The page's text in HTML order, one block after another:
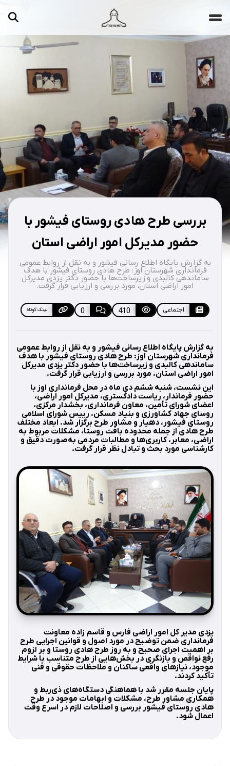
مقالات تصاویر
ویدیوها دسته‌بندی‌ها
جستجو ...
بررسی طرح هادی روستای فیشور با
حضور مدیرکل امور اراضی استان
به گزارش پایگاه اطلاع رسانی فیشور و به نقل از روابط عمومی
فرمانداری شهرستان اوز: طرح هادی روستای فیشور با هدف
ساماندهی کالبدی و زیرساخت‌ها با حضور دکتر یزدی مدیرکل
امور اراضی استان، مورد بررسی و ارزیابی قرار گرفت.
اجتماعی 410
0 لینک کوتاه
به گزارش پایگاه اطلاع رسانی فیشور و به نقل از روابط عمومی
فرمانداری شهرستان اوز: طرح هادی روستای فیشور با هدف
ساماندهی کالبدی و زیرساخت‌ها با حضور دکتر یزدی مدیرکل
امور اراضی استان، مورد بررسی و ارزیابی قرار گرفت.
این نشست، شنبه ششم دی ماه در محل فرمانداری اوز با
حضور فرماندار، ریاست دادگستری، مدیرکل امور اراضی،
اعضای شورای تأمین، معاون فرمانداری، بخشدار مرکزی،
روسای جهاد کشاورزی و بنیاد مسکن، رییس شورای اسلامی
روستای فیشور، دهیار و مشاور طرح برگزار شد. ابعاد مختلف
طرح هادی از جمله محدوده بافت روستا، مشکلات مربوط به
اراضی، معابر، کاربری‌ها و مطالبات مردمی به‌صورت دقیق و
کارشناسی مورد بحث و تبادل نظر قرار گرفت.
یزدی مدیر کل امور اراضی فارس و قاسم زاده معاونت
فرمانداری ضمن توضیح در مورد اصول و قوانین اجرایی طرح
بر اهمیت اجرای صحیح و به‌ روز طرح هادی روستا و بر لزوم
رفع نواقص و بازنگری در بخش‌هایی از طرح متناسب با شرایط
موجود، نیازهای واقعی ساکنان و ملاحظات حقوقی و فنی
تأکید کردند.
پایان جلسه مقرر شد با هماهنگی دستگاه‌های ذی‌ربط و
همکاری مشاور طرح، مشکلات و ابهامات موجود در طرح
هادی روستای فیشور بررسی و اصلاحات لازم در اسرع وقت
اعمال شود.